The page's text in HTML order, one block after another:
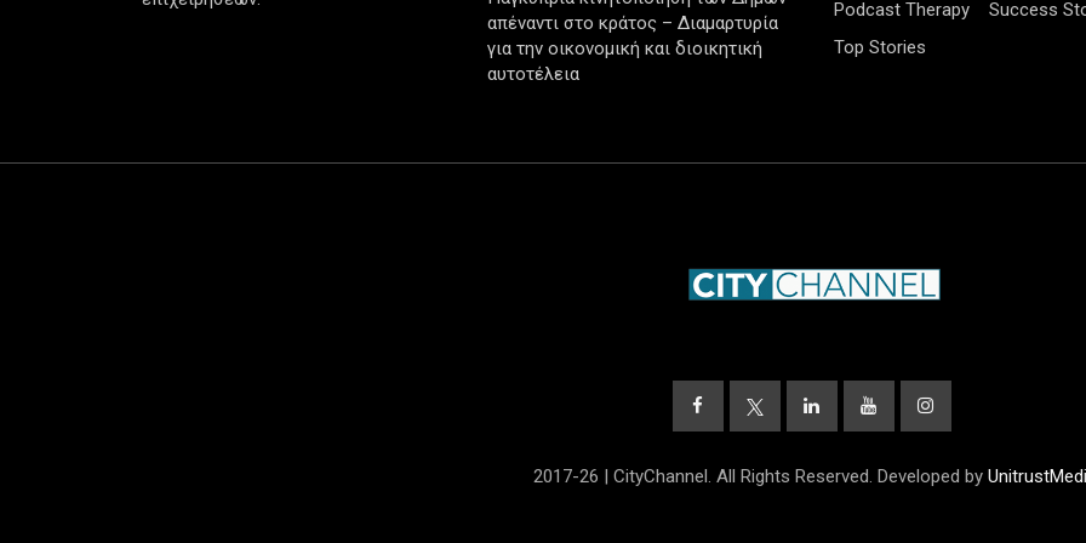
απέναντι στο κράτος – Διαμαρτυρία
για την οικονομική και διοικητική
αυτοτέλεια
Podcast Therapy
Success
Top Stories
2017-26 | CityChannel. All Rights Reserved. Developed by